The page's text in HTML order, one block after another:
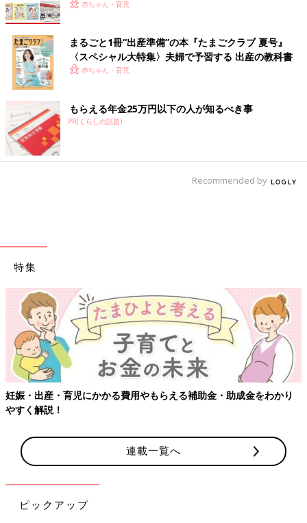
赤ちゃん・育児
まるごと1冊“出産準備”の本『たまごクラブ 夏号』
〈スペシャル大特集〉夫婦で予習する 出産の教科書
赤ちゃん・育児
もらえる年金25万円以下の人が知るべき事
PR(くらしの話題)
Recommended by
特集
り 【ワクチン接種できるものも】妊婦の感染症対策、知っておい
連載一覧へ
ピックアップ